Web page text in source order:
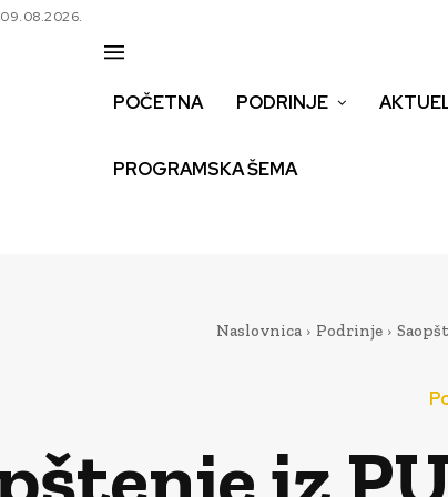
POČETNA PODRINJE
PROGRAMSKA ŠEMA
Naslovnica Podrinje